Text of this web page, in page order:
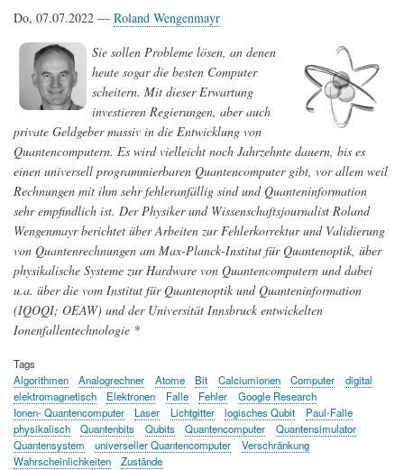
Do, 07.07.2022 — Roland Wengenmayr
Sie sollen Probleme lösen, an denen
heute sogar die besten Computer
scheitern. Mit dieser Erwartung
investieren Regierungen, aber auch
private Geldgeber massiv in die Entwicklung von
Quantencomputern. Es wird vielleicht noch Jahrzehnte dauern, bis es
einen universell programmierbaren Quantencomputer gibt, vor allem weil
Rechnungen mit ihm sehr fehleranfällig sind und Quanteninformation
sehr empfindlich ist. Der Physiker und Wissenschaftsjournalist Roland
Wengenmayr berichtet über Arbeiten zur Fehlerkorrektur und Validierung
von Quantenrechnungen am Max-Planck-Institut für Quantenoptik, über
physikalische Systeme zur Hardware von Quantencomputern und dabei
u.a. über die vom Institut für Quantenoptik und Quanteninformation
(IQOQI; OEAW) und der Universität Innsbruck entwickelten
Ionenfallentechnologie *
Tags
Algorithmen
Analogrechner Atome Bit Calciumionen Computer
digital
elektromagnetisch
Elektronen Falle Fehler
Google Research
Ionen- Quantencomputer
Laser Lichtgitter logisches Qubit
Paul-Falle
physikalisch
Quantenbits Qubits Quantencomputer
Quantensimulator
Quantensystem
universeller Quantencomputer
Verschränkung
Wahrscheinlichkeiten
Zustände